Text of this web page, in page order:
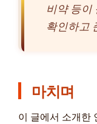
비약 등이
확인하고
마치며
이 글에서 소개한